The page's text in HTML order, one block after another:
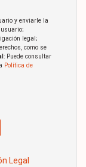
y enviarle la
legal;
como se
: Puede consultar
Política de
Legal